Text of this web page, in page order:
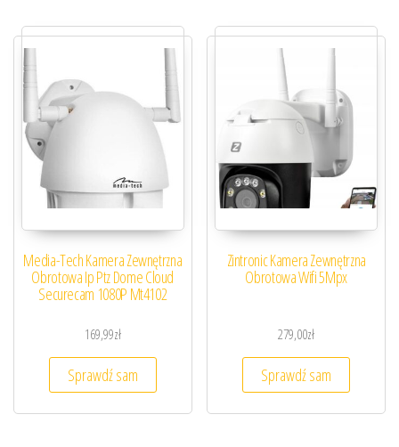
Media-Tech Kamera Zewnętrzna
Obrotowa Ip Ptz Dome Cloud
Securecam 1080P Mt4102
169,99zł
Sprawdź sam
Zintronic Kamera Zewnętrzna
Obrotowa Wifi 5Mpx
279,00zł
Sprawdź sam